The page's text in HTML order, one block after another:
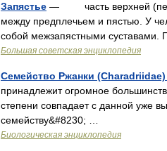
Запястье — часть верхней
между предплечьем и пястью. У
собой межзапястными суставами.
Большая советская энциклопедия
Семейство Ржанки (Charadriidae)
принадлежит огромное
степени совпадает с данной уже
семейству&#8230; …
Биологическая энциклопедия